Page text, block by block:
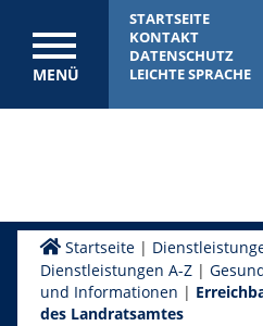
MENÜ
STARTSEITE
KONTAKT
DATENSCHUTZ
LEICHTE SPRACHE
Startseite|
Dienstleistungen A-Z|
und Informationen |
des Landratsamtes